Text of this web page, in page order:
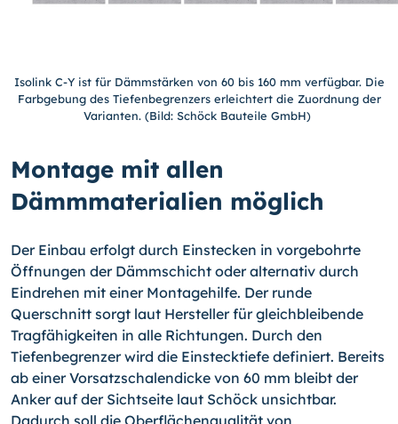
Isolink C-Y ist für Dämmstärken von 60 bis 160 mm verfügbar. Die
Farbgebung des Tiefenbegrenzers erleichtert die Zuordnung der
Varianten. (Bild: Schöck Bauteile GmbH)
Montage mit allen
Dämmmaterialien möglich
Der Einbau erfolgt durch Einstecken in vorgebohrte
Öffnungen der Dämmschicht oder alternativ durch
Eindrehen mit einer Montagehilfe. Der runde
Querschnitt sorgt laut Hersteller für gleichbleibende
Tragfähigkeiten in alle Richtungen. Durch den
Tiefenbegrenzer wird die Einstecktiefe definiert. Bereits
ab einer Vorsatzschalendicke von 60 mm bleibt der
Anker auf der Sichtseite laut Schöck unsichtbar.